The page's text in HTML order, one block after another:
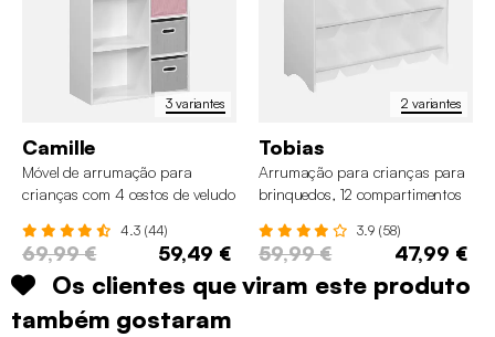
3 variantes
Camille
Móvel de arrumação para
crianças com 4 cestos de veludo
4.3 (44)
69,99 € 59,49 €
2 variantes
Tobias
Arrumação para crianças para
brinquedos, 12 compartimentos
3.9 (58)
59,99 € 47,99 €
Os clientes que viram este produto
também gostaram